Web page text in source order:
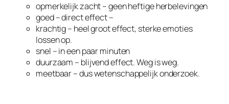
opmerkelijk zacht – geen heftige herbelevingen
goed – direct effect –
krachtig – heel groot effect, sterke emoties
lossen op.
snel – in een paar minuten
duurzaam – blijvend effect. Weg is weg.
meetbaar – dus wetenschappelijk onderzoek.